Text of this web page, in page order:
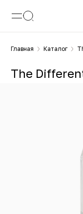
Главная Каталог
The